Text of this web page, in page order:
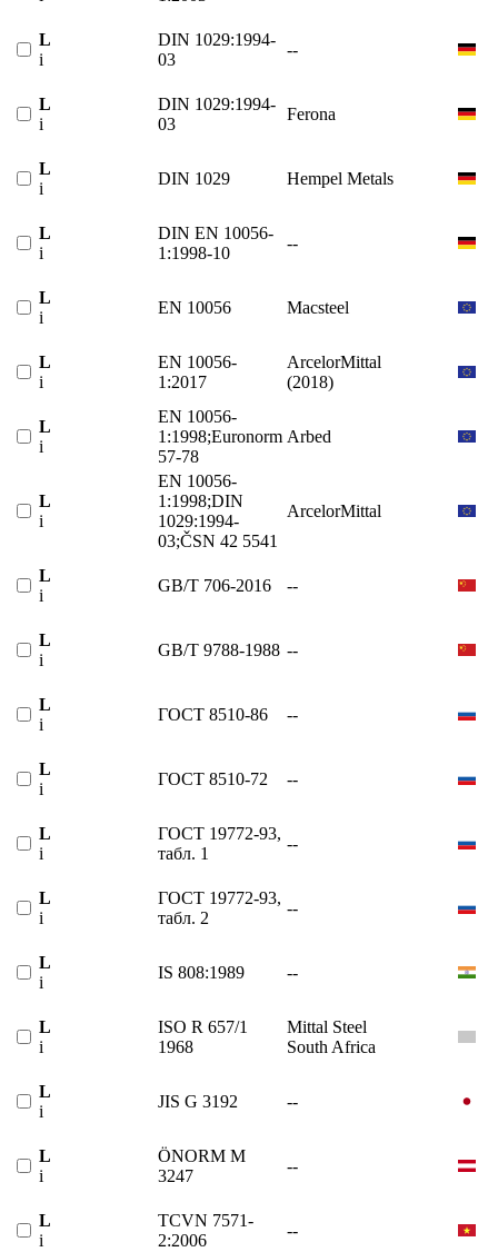
L
i
DIN 1029:1994-
03
--
L
i
DIN 1029:1994-
03
Ferona
L
i
DIN 1029 Hempel Metals
L
i
DIN EN 10056-
1:1998-10
--
L
i
EN 10056 Macsteel
L
i
EN 10056-
1:2017
ArcelorMittal
(2018)
L
i
EN 10056-
1:1998;Euronorm
57-78
Arbed
L
i
EN 10056-
1:1998;DIN
1029:1994-
03;ČSN 42 5541
ArcelorMittal
L
i
GB/T 706-2016 --
L
i
GB/T 9788-1988 --
L
i
ГОСТ 8510-86 --
L
i
ГОСТ 8510-72 --
L
i
ГОСТ 19772-93,
табл. 1
--
L
i
ГОСТ 19772-93,
табл. 2
--
L
i
IS 808:1989 --
L
i
ISO R 657/1
1968
Mittal Steel
South Africa
L
i
JIS G 3192 --
L
i
ÖNORM M
3247
--
L
i
TCVN 7571-
2:2006
--